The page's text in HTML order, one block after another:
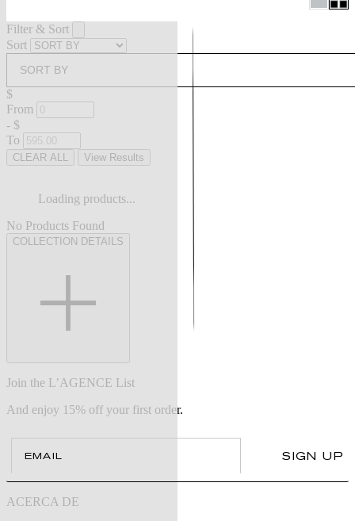
Filter & Sort
Sort
SORT BY
$
From
- $
To
CLEAR ALL View Results
Loading products...
No Products Found
COLLECTION DETAILS
Join the L’AGENCE List
And enjoy 15% off your first order.
SIGN UP
ACERCA DE